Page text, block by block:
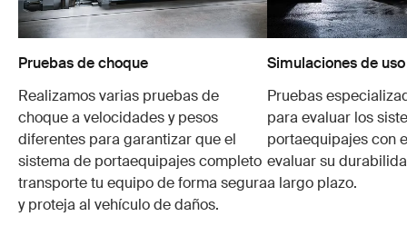
Pruebas de choque
Realizamos varias pruebas de
choque a velocidades y pesos
diferentes para garantizar que el
sistema de portaequipajes completo
transporte tu equipo de forma segura
y proteja al vehículo de daños.
Simulaciones de
Pruebas
para evaluar los
portaequipajes con
evaluar su
a largo plazo.